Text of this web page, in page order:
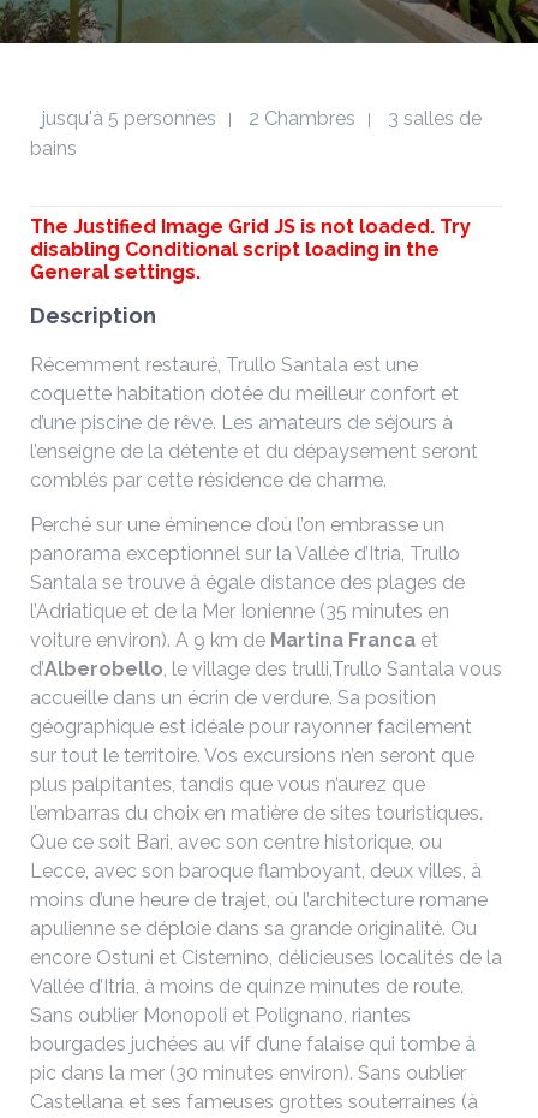
jusqu'à 5 personnes 2 Chambres
3 salles de
bains
The Justified Image Grid JS is not loaded. Try
disabling Conditional script loading in the
General settings.
Description
Récemment restauré, Trullo Santala est une
coquette habitation dotée du meilleur confort et
d’une piscine de rêve. Les amateurs de séjours à
l’enseigne de la détente et du dépaysement seront
comblés par cette résidence de charme.
Perché sur une éminence d’où l’on embrasse un
panorama exceptionnel sur la Vallée d’Itria, Trullo
Santala se trouve à égale distance des plages de
l’Adriatique et de la Mer Ionienne (35 minutes en
voiture environ). A 9 km de Martina Franca et
d’Alberobello, le village des trulli,Trullo Santala vous
accueille dans un écrin de verdure. Sa position
géographique est idéale pour rayonner facilement
sur tout le territoire. Vos excursions n’en seront que
plus palpitantes, tandis que vous n’aurez que
l’embarras du choix en matière de sites touristiques.
Que ce soit Bari, avec son centre historique, ou
Lecce, avec son baroque flamboyant, deux villes, à
moins d’une heure de trajet, où l’architecture romane
apulienne se déploie dans sa grande originalité. Ou
encore Ostuni et Cisternino, délicieuses localités de la
Vallée d’Itria, à moins de quinze minutes de route.
Sans oublier Monopoli et Polignano, riantes
bourgades juchées au vif d’une falaise qui tombe à
pic dans la mer (30 minutes environ). Sans oublier
Castellana et ses fameuses grottes souterraines (à